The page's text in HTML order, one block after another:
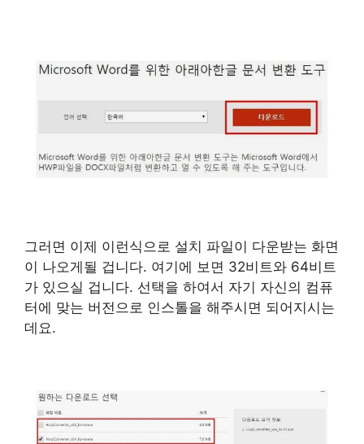
그러면 이제 이런식으로 설치 파일이 다운받는 화면
이 나오게될 겁니다. 여기에 보면 32비트와 64비트
가 있으실 겁니다. 선택을 하여서 자기 자신의 컴퓨
터에 맞는 버전으로 인스톨을 해주시면 되어지시는
데요.